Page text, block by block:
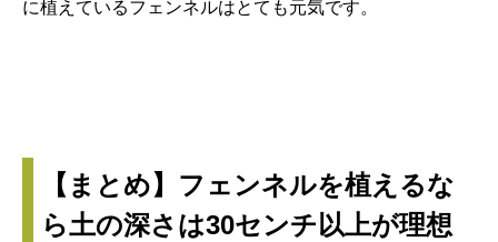
に植えているフェンネルはとても元気です。
【まとめ】フェンネルを植えるな
ら土の深さは30センチ以上が理想